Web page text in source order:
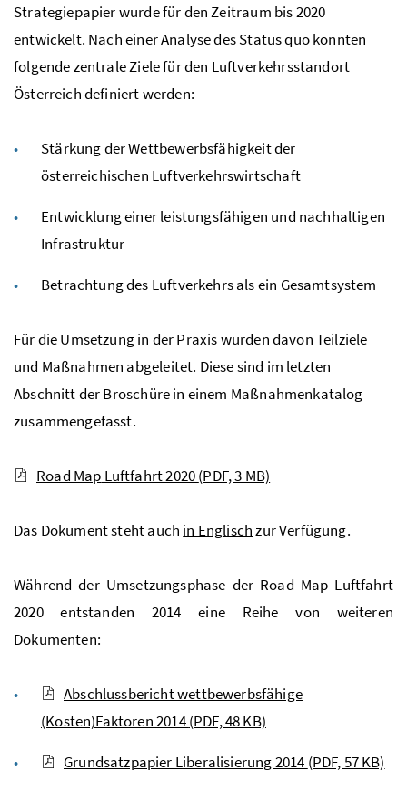
Strategiepapier wurde für den Zeitraum bis 2020
entwickelt. Nach einer Analyse des Status quo konnten
folgende zentrale Ziele für den Luftverkehrsstandort
Österreich definiert werden:
Stärkung der Wettbewerbsfähigkeit der
österreichischen Luftverkehrswirtschaft
Entwicklung einer leistungsfähigen und nachhaltigen
Infrastruktur
Betrachtung des Luftverkehrs als ein Gesamtsystem
Für die Umsetzung in der Praxis wurden davon Teilziele
und Maßnahmen abgeleitet. Diese sind im letzten
Abschnitt der Broschüre in einem Maßnahmenkatalog
zusammengefasst.
Road Map Luftfahrt 2020(PDF, 3 MB)
Das Dokument steht auch in Englischzur Verfügung.
Während der Umsetzungsphase der Road Map Luftfahrt
2020 entstanden 2014 eine Reihe von weiteren
Dokumenten:
Abschlussbericht wettbewerbsfähige
(Kosten)Faktoren 2014(PDF, 48 KB)
Grundsatzpapier Liberalisierung 2014 (PDF, 57 KB)